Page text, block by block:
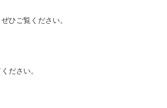
ひご覧ください。
ださい。